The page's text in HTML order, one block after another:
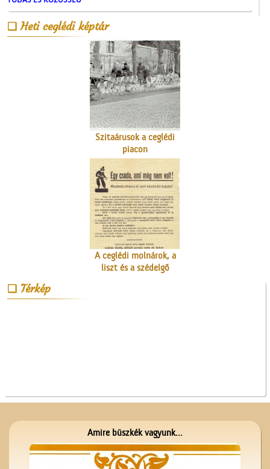
Heti ceglédi képtár
Szitaárusok a ceglédi
piacon
A ceglédi molnárok, a
liszt és a szédelgő
Térkép
Amire büszkék vagyunk...